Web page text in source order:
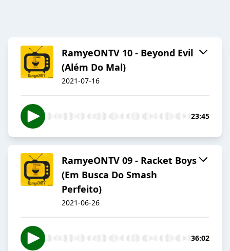
RamyeONTV 10 - Beyond Evil
(Além Do Mal)
2021-07-16
23:45
RamyeONTV 09 - Racket Boys
(Em Busca Do Smash
Perfeito)
2021-06-26
36:02